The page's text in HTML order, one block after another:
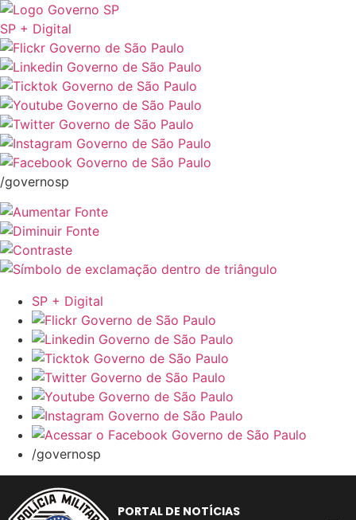
SP + Digital
/governosp
SP + Digital
/governosp
PORTAL DE NOTÍCIAS